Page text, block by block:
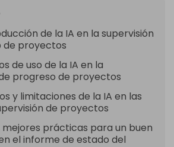
de la IA en la supervisión
de proyectos
de uso de la IA en la
progreso de proyectos
y limitaciones de la IA en las
de proyectos
mejores prácticas para un buen
el informe de estado del